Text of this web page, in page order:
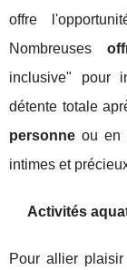
offre
Nombreuses
inclusive" pour
détente totale
personne ou en
intimes et
Activités
Pour allier